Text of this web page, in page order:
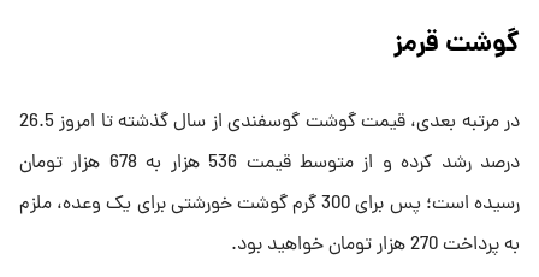
گوشت قرمز
در مرتبه بعدی، قیمت گوشت گوسفندی از سال گذشته تا امروز 26.5
درصد رشد کرده و از متوسط قیمت 536 هزار به 678 هزار تومان
رسیده است؛ پس برای 300 گرم گوشت خورشتی برای یک وعده، ملزم
به پرداخت 270 هزار تومان خواهید بود.